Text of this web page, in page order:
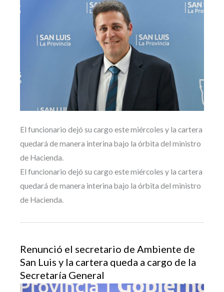
El funcionario dejó su cargo este miércoles y la cartera
quedará de manera interina bajo la órbita del ministro
de Hacienda.
El funcionario dejó su cargo este miércoles y la cartera
quedará de manera interina bajo la órbita del ministro
de Hacienda.
Renunció el secretario de Ambiente de
San Luis y la cartera queda a cargo de la
Secretaría General